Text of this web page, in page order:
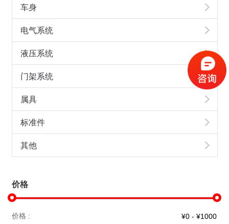
车身
电气系统
液压系统
门架系统
属具
标准件
其他
价格
价格 :